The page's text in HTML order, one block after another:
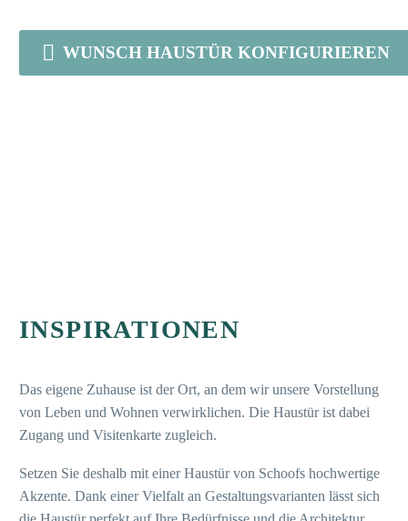
 WUNSCH HAUSTÜR KONFIGURIEREN
INSPIRATIONEN
Das eigene Zuhause ist der Ort, an dem wir unsere Vorstellung
von Leben und Wohnen verwirklichen. Die Haustür ist dabei
Zugang und Visitenkarte zugleich.
Setzen Sie deshalb mit einer Haustür von Schoofs hochwertige
Akzente. Dank einer Vielfalt an Gestaltungsvarianten lässt sich